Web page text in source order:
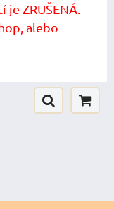
ZRUŠENÁ.
alebo